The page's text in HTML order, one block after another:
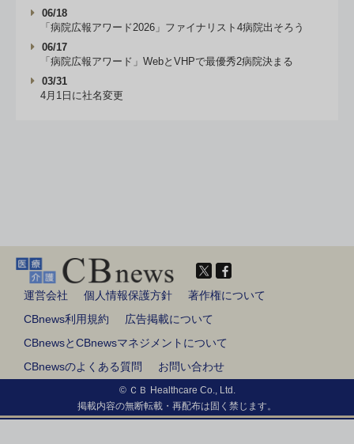
06/18
「病院広報アワード2026」ファイナリスト4病院出そろう
06/17
「病院広報アワード」WebとVHPで最優秀2病院決まる
03/31
4月1日に社名変更
運営会社 個人情報保護方針
著作権について
CBnews利用規約
広告掲載について
CBnewsとCBnewsマネジメントについて
CBnewsのよくある質問
お問い合わせ
© ＣＢ Healthcare Co., Ltd.
掲載内容の無断転載・再配布は固く禁じます。